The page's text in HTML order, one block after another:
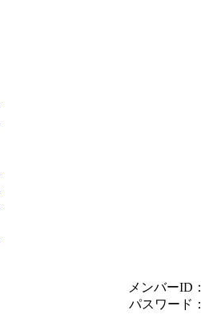
メンバーID：
パスワード：